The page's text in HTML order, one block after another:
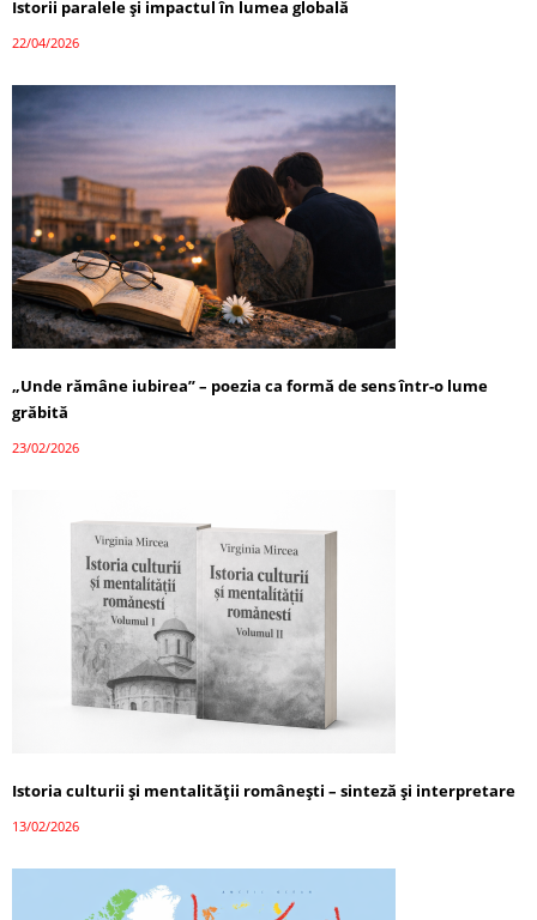
Istorii paralele și impactul în lumea globală
22/04/2026
„Unde rămâne iubirea” – poezia ca formă de sens într-o lume
grăbită
23/02/2026
Istoria culturii și mentalității românești – sinteză și interpretare
13/02/2026